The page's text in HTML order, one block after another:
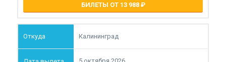
БИЛЕТЫ ОТ 13 988
Калининград